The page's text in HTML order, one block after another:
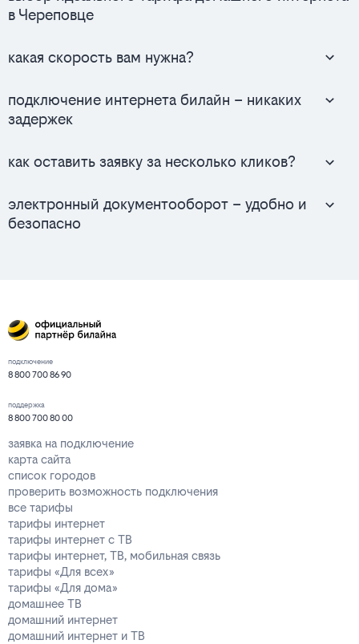
в Череповце
какая скорость вам нужна?
подключение интернета билайн – никаких
задержек
как оставить заявку за несколько кликов?
электронный документооборот – удобно и
безопасно
подключение
8 800 700 86 90
поддержка
8 800 700 80 00
заявка на подключение
карта сайта
список городов
проверить возможность подключения
все тарифы
тарифы интернет
тарифы интернет с ТВ
тарифы интернет, ТВ, мобильная связь
тарифы «Для всех»
тарифы «Для дома»
домашнее ТВ
домашний интернет
домашний интернет и ТВ